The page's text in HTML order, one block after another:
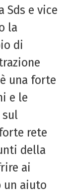
e vice
la
di
una forte
e le
sul
rete
della
ai
un aiuto